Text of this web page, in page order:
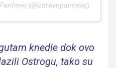
(@zdravopancevo)
knedle dok ovo
Ostrogu, tako su